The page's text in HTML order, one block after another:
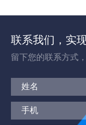
联系我们，实
留下您的联系方式